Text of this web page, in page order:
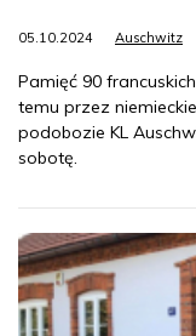
05.10.2024 Auschwitz
Pamięć 90
temu przez
podobozie KL
sobotę.